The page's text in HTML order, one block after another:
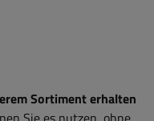
Sortiment erhalten